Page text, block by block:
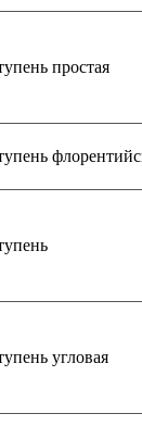
простая
угловая